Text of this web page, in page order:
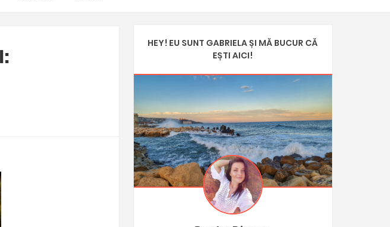
HEY! EU SUNT GABRIELA ȘI MĂ BUCUR CĂ
EȘTI AICI!